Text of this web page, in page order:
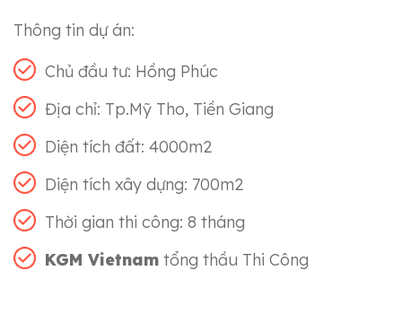
Thông tin dự án:
Chủ đầu tư: Hồng Phúc
Địa chỉ: Tp.Mỹ Tho, Tiền Giang
Diện tích đất: 4000m2
Diện tích xây dựng: 700m2
Thời gian thi công: 8 tháng
KGM Vietnam tổng thầu Thi Công